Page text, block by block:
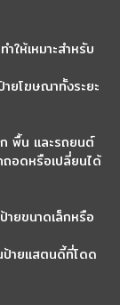
ให้เหมาะสำหรับ
ายโฆษณาทั้งระยะ
พื้น และรถยนต์
อดหรือเปลี่ยนได้
ายขนาดเล็กหรือ
ป้ายแสตนดี้ที่โดด